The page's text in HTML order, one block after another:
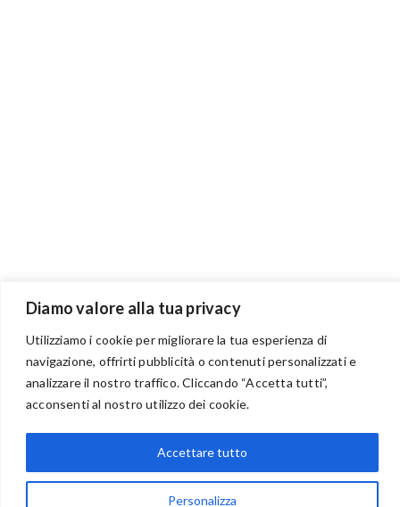
Diamo valore alla tua privacy
Utilizziamo i cookie per migliorare la tua esperienza di
navigazione, offrirti pubblicità o contenuti personalizzati e
analizzare il nostro traffico. Cliccando “Accetta tutti”,
acconsenti al nostro utilizzo dei cookie.
Personalizza
Accettare tutto
BENVENUTI NEL PORTALE RIVENDITORI
via Acqua delle Noci 12
83024 Monteforte Irpino (AV)